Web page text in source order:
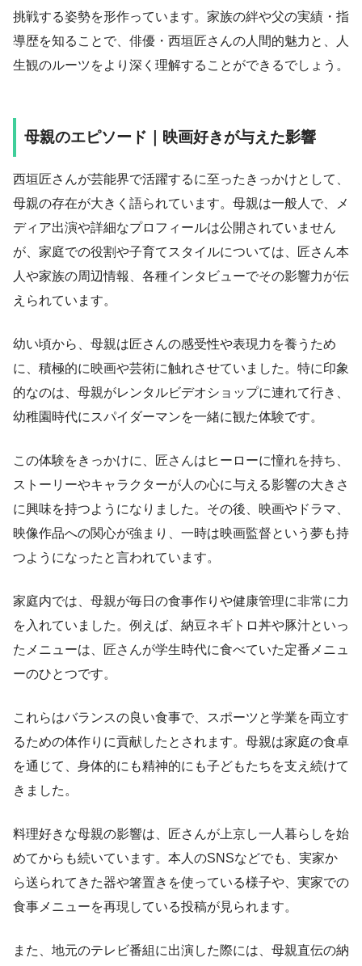
挑戦する姿勢を形作っています。家族の絆や父の実績・指
導歴を知ることで、俳優・西垣匠さんの人間的魅力と、人
生観のルーツをより深く理解することができるでしょう。
母親のエピソード｜映画好きが与えた影響
西垣匠さんが芸能界で活躍するに至ったきっかけとして、
母親の存在が大きく語られています。母親は一般人で、メ
ディア出演や詳細なプロフィールは公開されていません
が、家庭での役割や子育てスタイルについては、匠さん本
人や家族の周辺情報、各種インタビューでその影響力が伝
えられています。
幼い頃から、母親は匠さんの感受性や表現力を養うため
に、積極的に映画や芸術に触れさせていました。特に印象
的なのは、母親がレンタルビデオショップに連れて行き、
幼稚園時代にスパイダーマンを一緒に観た体験です。
この体験をきっかけに、匠さんはヒーローに憧れを持ち、
ストーリーやキャラクターが人の心に与える影響の大きさ
に興味を持つようになりました。その後、映画やドラマ、
映像作品への関心が強まり、一時は映画監督という夢も持
つようになったと言われています。
家庭内では、母親が毎日の食事作りや健康管理に非常に力
を入れていました。例えば、納豆ネギトロ丼や豚汁といっ
たメニューは、匠さんが学生時代に食べていた定番メニュ
ーのひとつです。
これらはバランスの良い食事で、スポーツと学業を両立す
るための体作りに貢献したとされます。母親は家庭の食卓
を通じて、身体的にも精神的にも子どもたちを支え続けて
きました。
料理好きな母親の影響は、匠さんが上京し一人暮らしを始
めてからも続いています。本人のSNSなどでも、実家か
ら送られてきた器や箸置きを使っている様子や、実家での
食事メニューを再現している投稿が見られます。
また、地元のテレビ番組に出演した際には、母親直伝の納